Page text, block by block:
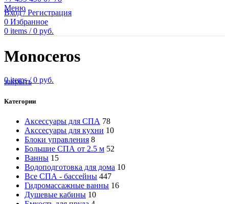
Меню
0items / 0 руб.
Вход / Регистрация
0 Избранное
0 items / 0 руб.
Monoceros
закрыть
Категории
Аксессуары для СПА 78
Акссесуары для кухни 10
Блоки управления 8
Большие СПА от 2.5 м 52
Ванны 15
Водоподготовка для дома 10
Все СПА - бассейны 447
Гидромассажные ванны 16
Душевые кабины 10